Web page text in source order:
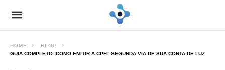
HOME
BLOG
GUIA COMPLETO: COMO EMITIR A CPFL SEGUNDA VIA DE SUA CONTA DE LUZ